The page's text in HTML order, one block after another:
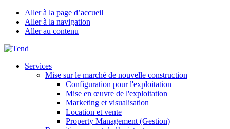
Aller à la page d’accueil
Aller à la navigation
Aller au contenu
Services
Mise sur le marché de nouvelle construction
Configuration pour l'exploitation
Mise en œuvre de l'exploitation
Marketing et visualisation
Location et vente
Property Management (Gestion)